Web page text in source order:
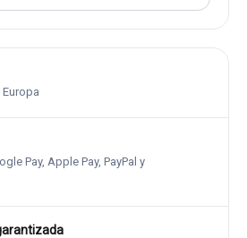
Pay, Apple Pay, PayPal y